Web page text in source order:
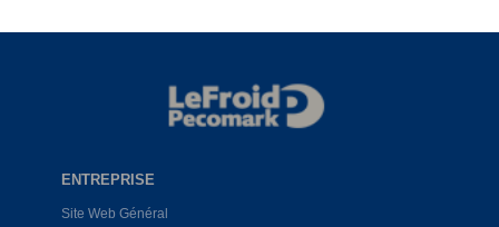
ENTREPRISE
Site Web Général